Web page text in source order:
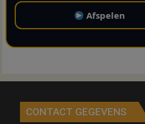
Afspelen
CONTACT GEGEVENS